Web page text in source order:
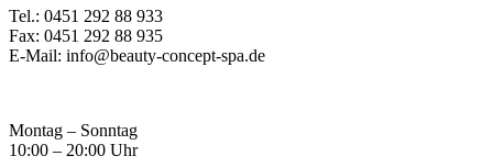
Tel.: 0451 292 88 933
Fax: 0451 292 88 935
E-Mail: info@beauty-concept-spa.de
Montag – Sonntag
10:00 – 20:00 Uhr